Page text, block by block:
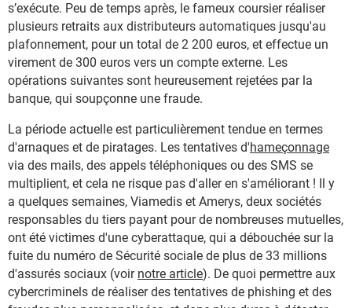
s’exécute. Peu de temps après, le fameux coursier réaliser
plusieurs retraits aux distributeurs automatiques jusqu'au
plafonnement, pour un total de 2 200 euros, et effectue un
virement de 300 euros vers un compte externe. Les
opérations suivantes sont heureusement rejetées par la
banque, qui soupçonne une fraude.
La période actuelle est particulièrement tendue en termes
d'arnaques et de piratages. Les tentatives d'hameçonnage
via des mails, des appels téléphoniques ou des SMS se
multiplient, et cela ne risque pas d'aller en s'améliorant ! Il y
a quelques semaines, Viamedis et Amerys, deux sociétés
responsables du tiers payant pour de nombreuses mutuelles,
ont été victimes d'une cyberattaque, qui a débouchée sur la
fuite du numéro de Sécurité sociale de plus de 33 millions
d'assurés sociaux (voir notre article). De quoi permettre aux
cybercriminels de réaliser des tentatives de phishing et des